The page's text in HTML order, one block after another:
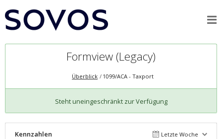
Formview (Legacy)
Überblick 1099/ACA - Taxport
Steht uneingeschränkt zur Verfügung
Kennzahlen Letzte Woche